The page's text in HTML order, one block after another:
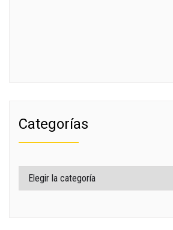
Categorías
Categorías